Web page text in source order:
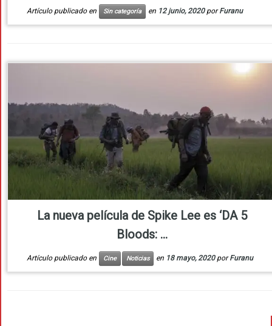
Artículo publicado en Sin categoría en 12 junio, 2020 porFuranu
La nueva película de Spike Lee es ‘DA 5
Bloods: ...
Artículo publicado en Cine Noticias en 18 mayo, 2020 porFuranu